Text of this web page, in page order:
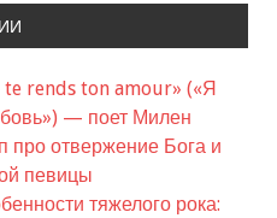
te rends ton amour» («Я
— поет Милен
про отвержение Бога и
певицы
тяжелого рока: